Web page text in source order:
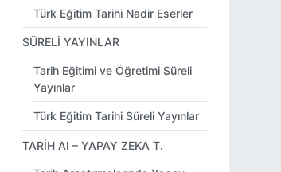
Türk Eğitim Tarihi Nadir Eserler
SÜRELİ YAYINLAR
Tarih Eğitimi ve Öğretimi Süreli
Yayınlar
Türk Eğitim Tarihi Süreli Yayınlar
TARİH AI – YAPAY ZEKA T.